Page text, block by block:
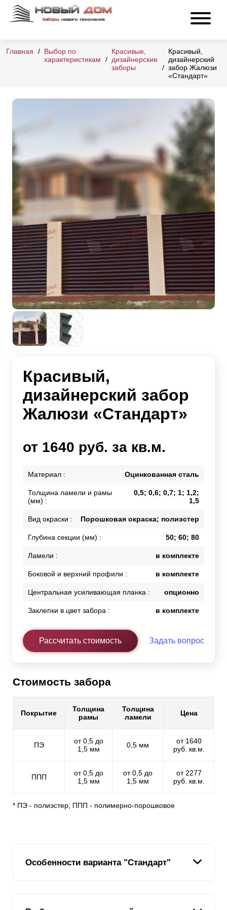
Главная
Выбор по
характеристикам
Красивые,
дизайнерские
заборы
Красивый,
дизайнерский
забор Жалюзи
«Стандарт»
Красивый,
дизайнерский забор
Жалюзи «Стандарт»
от 1640 руб. за кв.м.
Материал : Оцинкованная сталь
Толщина ламели и рамы
(мм) :
0,5; 0,6; 0,7; 1; 1,2;
1,5
Вид окраски : Порошковая окраска; полиэстер
Глубина секции (мм) : 50; 60; 80
Ламели : в комплекте
Боковой и верхний профили : в комплекте
Центральная усиливающая планка : опционно
Заклепки в цвет забора : в комплекте
Рассчитать стоимость Задать вопрос
Стоимость забора
Покрытие
Толщина
рамы
Толщина
ламели
Цена
ПЭ
от 0,5 до
1,5 мм
0,5 мм
от 1640
руб. кв.м.
ППП
от 0,5 до
1,5 мм
от 0,5 до
1,5 мм
от 2277
руб. кв.м.
* ПЭ - полиэстер, ППП - полимерно-порошковое
Особенности варианта "Стандарт"
В линейке заборных конструкций вариант